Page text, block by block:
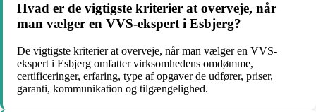
Hvad er de vigtigste kriterier at overveje, når
man vælger en VVS-ekspert i Esbjerg?
De vigtigste kriterier at overveje, når man vælger en VVS-
ekspert i Esbjerg omfatter virksomhedens omdømme,
certificeringer, erfaring, type af opgaver de udfører, priser,
garanti, kommunikation og tilgængelighed.